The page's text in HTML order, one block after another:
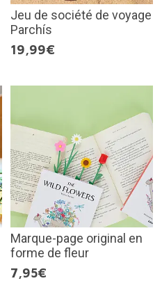
Jeu de société de voyage
Parchís
19,99€
Marque-page original en
forme de fleur
7,95€